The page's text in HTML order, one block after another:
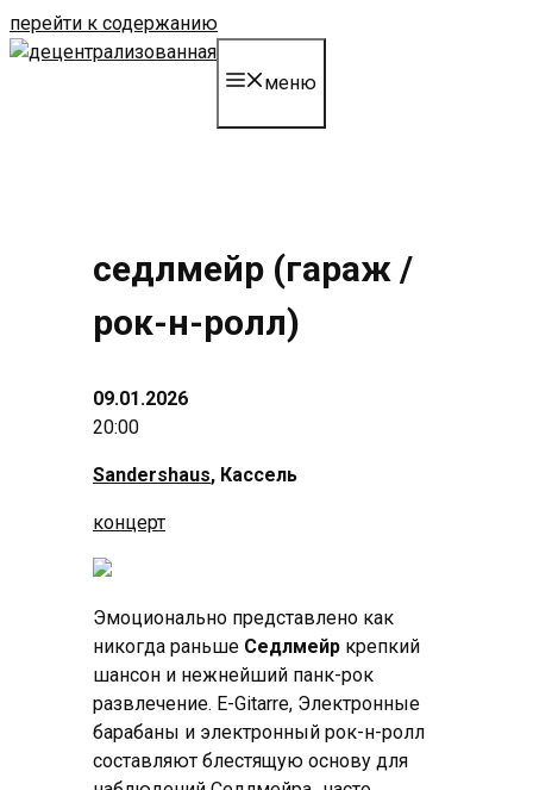
перейти к содержанию
меню
седлмейр (гараж /
рок-н-ролл)
09.01.2026
20:00
Sandershaus, Кассель
концерт
Эмоционально представлено как
никогда раньше Седлмейр крепкий
шансон и нежнейший панк-рок
развлечение. E-Gitarre, Электронные
барабаны и электронный рок-н-ролл
составляют блестящую основу для